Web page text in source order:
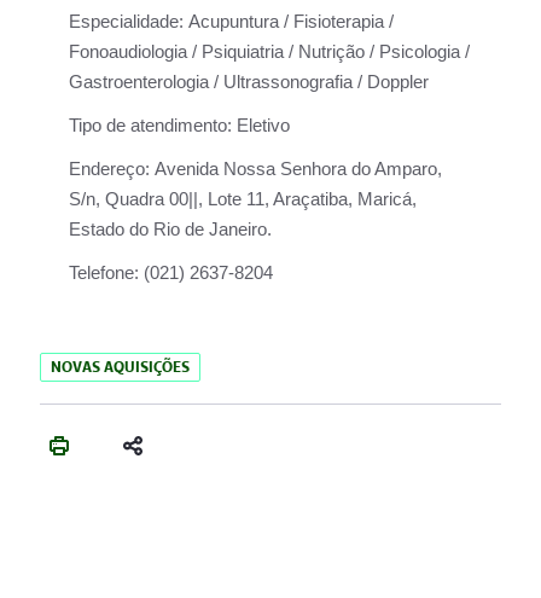
Especialidade: Acupuntura / Fisioterapia /
Fonoaudiologia / Psiquiatria / Nutrição / Psicologia /
Gastroenterologia / Ultrassonografia / Doppler
Tipo de atendimento: Eletivo
Endereço: Avenida Nossa Senhora do Amparo,
S/n, Quadra 00||, Lote 11, Araçatiba, Maricá,
Estado do Rio de Janeiro.
Telefone: (021) 2637-8204
NOVAS AQUISIÇÕES